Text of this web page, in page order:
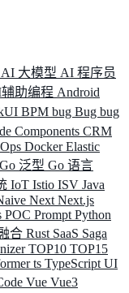
AI 大模型 AI 程序员
助编程 Android
BPM bug Bug bug
Components CRM
DockerElastic
Go 泛型 Go 语言
IoT Istio ISV Java
Next Next.js
POC Prompt Python
合 Rust SaaS Saga
TOP10 TOP15
ts TypeScript UI
Vue Vue3